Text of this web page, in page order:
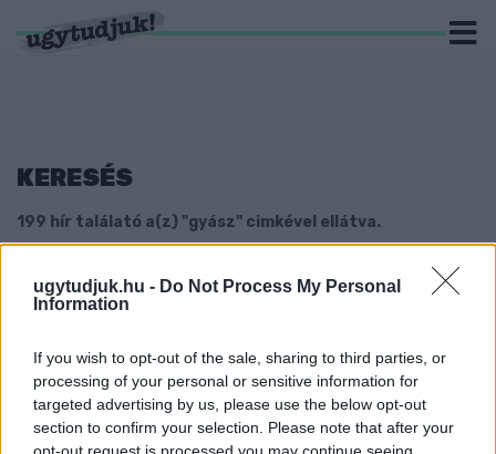
ugytudjuk.hu - Do Not Process My Personal
Information
If you wish to opt-out of the sale, sharing to third parties, or
processing of your personal or sensitive information for
targeted advertising by us, please use the below opt-out
section to confirm your selection. Please note that after your
KERESÉS
199 hír találató a(z) "gyász" cimkével ellátva.
ELHUNYT MÉSZÁROS TIBOR
2025. november. 22. 15:06
ELHUNYT A GYŐRI SZÉCHENYI ISTVÁN
EGYETEM SZOMBATHELYI HALLGATÓJA
2025. november. 12. 07:47
Hőke Dávid mindössze 22 éves volt.